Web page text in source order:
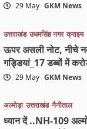
29 May GKM News
उत्तराखंड उधमसिंह नगर क्राइम
ऊपर असली नोट, नीचे
गड्डियां_17 डब्बों में
29 May GKM News
अल्मोड़ा उत्तराखंड नैनीताल
ध्यान दें ..NH-109